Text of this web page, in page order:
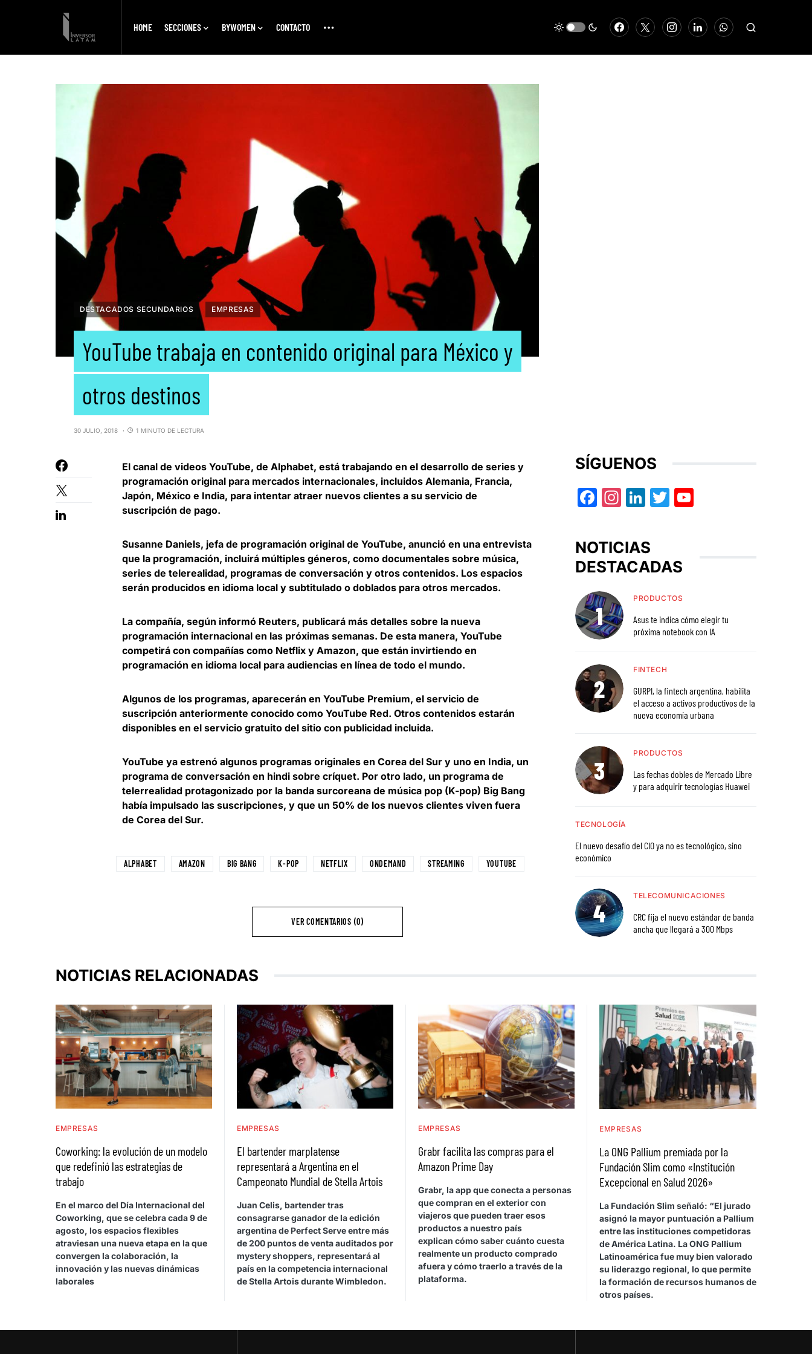
HOME SECCIONES BYWOMEN CONTACTO
DESTACADOS SECUNDARIOS EMPRESAS
YouTube trabaja en contenido original para México y
otros destinos
30 JULIO, 2018 1 MINUTO DE LECTURA
El canal de videos YouTube, de Alphabet, está trabajando en el desarrollo de series y
programación original para mercados internacionales, incluidos Alemania, Francia,
Japón, México e India, para intentar atraer nuevos clientes a su servicio de
suscripción de pago.
Susanne Daniels, jefa de programación original de YouTube, anunció en una entrevista
que la programación, incluirá múltiples géneros, como documentales sobre música,
series de telerealidad, programas de conversación y otros contenidos. Los espacios
serán producidos en idioma local y subtitulado o doblados para otros mercados.
La compañía, según informó Reuters, publicará más detalles sobre la nueva
programación internacional en las próximas semanas. De esta manera, YouTube
competirá con compañías como Netflix y Amazon, que están invirtiendo en
programación en idioma local para audiencias en línea de todo el mundo.
Algunos de los programas, aparecerán en YouTube Premium, el servicio de
suscripción anteriormente conocido como YouTube Red. Otros contenidos estarán
disponibles en el servicio gratuito del sitio con publicidad incluida.
YouTube ya estrenó algunos programas originales en Corea del Sur y uno en India, un
programa de conversación en hindi sobre críquet. Por otro lado, un programa de
telerrealidad protagonizado por la banda surcoreana de música pop (K-pop) Big Bang
había impulsado las suscripciones, y que un 50% de los nuevos clientes viven fuera
de Corea del Sur.
ALPHABET AMAZON BIG BANG K-POP NETFLIX ONDEMAND STREAMING YOUTUBE
VER COMENTARIOS (0)
SÍGUENOS
Facebook
Instagram
LinkedIn
Twitter
NOTICIAS
DESTACADAS
PRODUCTOS
Asus te indica cómo elegir tu
próxima notebook con IA
FINTECH
GURPI, la fintech argentina, habilita
el acceso a activos productivos de la
nueva economía urbana
PRODUCTOS
Las fechas dobles de Mercado Libre
y para adquirir tecnologías Huawei
TECNOLOGÍA
El nuevo desafío del CIO ya no es tecnológico, sino
económico
TELECOMUNICACIONES
CRC fija el nuevo estándar de banda
ancha que llegará a 300 Mbps
NOTICIAS RELACIONADAS
EMPRESAS
Coworking: la evolución de un modelo
que redefinió las estrategias de
trabajo
En el marco del Día Internacional del
Coworking, que se celebra cada 9 de
agosto, los espacios flexibles
atraviesan una nueva etapa en la que
convergen la colaboración, la
innovación y las nuevas dinámicas
laborales
EMPRESAS
El bartender marplatense
representará a Argentina en el
Campeonato Mundial de Stella Artois
Juan Celis, bartender tras
consagrarse ganador de la edición
argentina de Perfect Serve entre más
de 200 puntos de venta auditados por
mystery shoppers, representará al
país en la competencia internacional
de Stella Artois durante Wimbledon.
EMPRESAS
Grabr facilita las compras para el
Amazon Prime Day
Grabr, la app que conecta a personas
que compran en el exterior con
viajeros que pueden traer esos
productos a nuestro país
explican cómo saber cuánto cuesta
realmente un producto comprado
afuera y cómo traerlo a través de la
plataforma.
EMPRESAS
La ONG Pallium premiada por la
Fundación Slim como «Institución
Excepcional en Salud 2026»
La Fundación Slim señaló: “El jurado
asignó la mayor puntuación a Pallium
entre las instituciones competidoras
de América Latina. La ONG Pallium
Latinoamérica fue muy bien valorado
su liderazgo regional, lo que permite
la formación de recursos humanos de
otros países.